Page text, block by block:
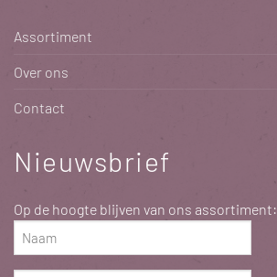
Assortiment
Over ons
Contact
Nieuwsbrief
Op de hoogte blijven van ons assortiment:
Naam
(Vereist)